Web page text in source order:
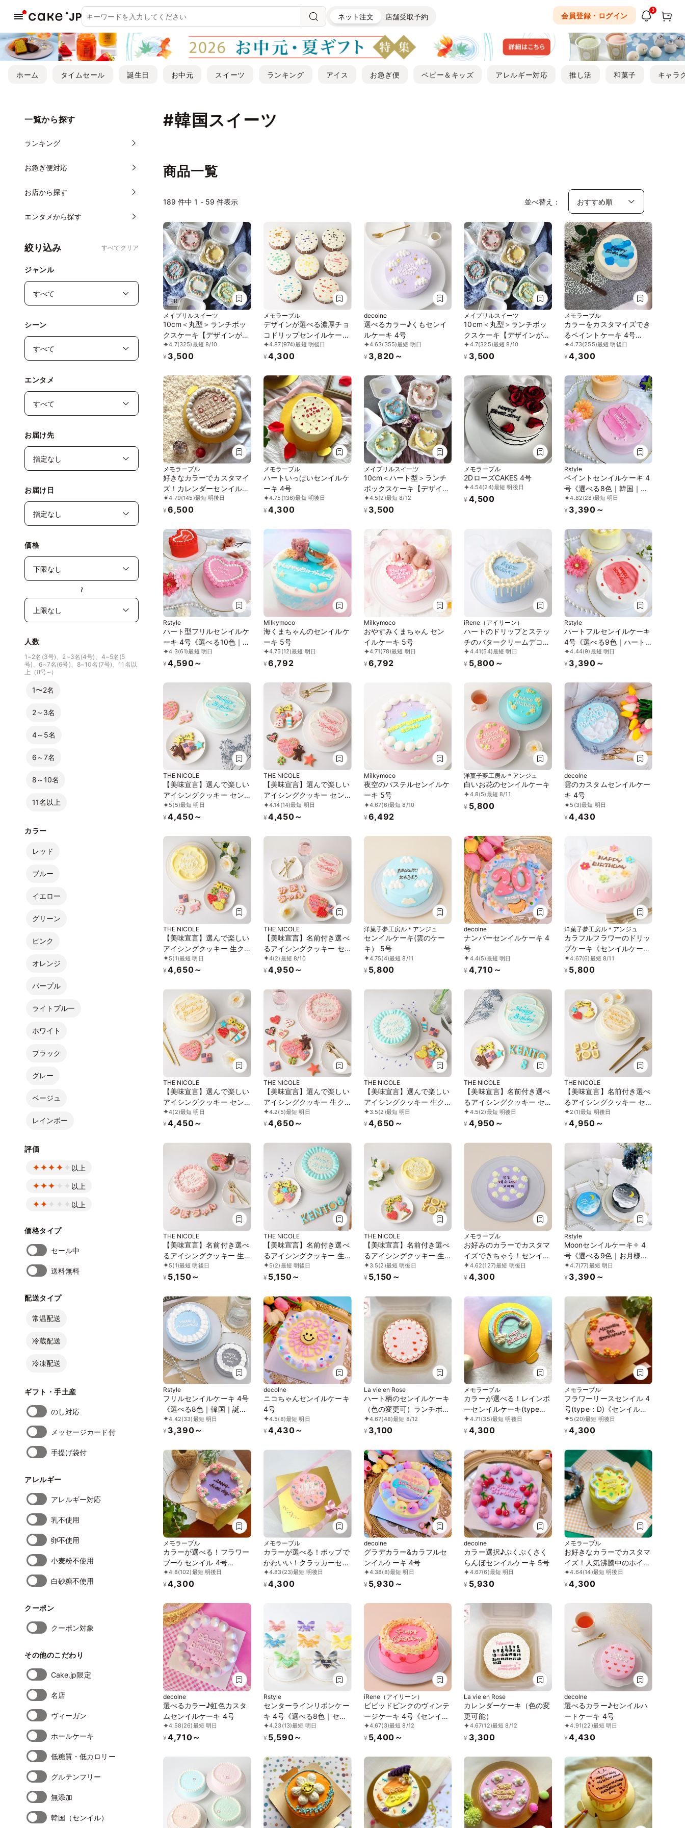
ネット注文 店舗受取予約 会員登録・ログイン
3
ホーム タイムセール 誕生日 お中元 スイーツ ランキング アイス お急ぎ便 ベビー＆キッズ アレルギー対応 推し活 和菓子 キャラ
#韓国スイーツ
一覧から探す
ランキング
お急ぎ便対応
お店から探す
エンタメから探す
絞り込み すべてクリア
ジャンル
シーン
エンタメ
お届け先
お届け日
価格
〜
人数
1~2名(3号)、2~3名(4号)、4~5名(5
号)、6~7名(6号)、8~10名(7号)、11名以
上（8号~）
1〜2名
2～3名
4～5名
6～7名
8～10名
11名以上
カラー
レッド
ブルー
イエロー
グリーン
ピンク
オレンジ
パープル
ライトブルー
ホワイト
ブラック
グレー
ベージュ
レインボー
評価
以上
以上
以上
価格タイプ
セール中
送料無料
配送タイプ
常温配送
冷蔵配送
冷凍配送
ギフト・手土産
のし対応
メッセージカード付
手提げ袋付
アレルギー
アレルギー対応
乳不使用
卵不使用
小麦粉不使用
白砂糖不使用
クーポン
クーポン対象
その他のこだわり
Cake.jp限定
名店
ヴィーガン
ホールケーキ
低糖質・低カロリー
グルテンフリー
無添加
韓国（センイル）
商品一覧
189 件中 1 - 59 件表示 並べ替え：
PR
メイプリルスイーツ
10cm＜丸型＞ランチボッ
クスケーキ【デザインが選
べる/センイルケーキ】
4.7(325)最短 8/10
¥ 3,500
メモラーブル
デザインが選べる濃厚チョ
コドリップセンイルケーキ
（ハート）4号
4.87(974)最短 明後日
¥ 4,300
decolne
選べるカラー♪くもセンイ
ルケーキ 4号
4.63(355)最短 明日
¥ 3,820～
メイプリルスイーツ
10cm＜丸型＞ランチボッ
クスケーキ【デザインが選
べる/センイルケーキ】
4.7(325)最短 8/10
¥ 3,500
メモラーブル
カラーをカスタマイズでき
るペイントケーキ 4号
12cm センイルケーキ
4.73(255)最短 明後日
¥ 4,300
メモラーブル
好きなカラーでカスタマイ
ズ！カレンダーセンイルケ
ーキ(type：B) 5号
4.79(145)最短 明後日
¥ 6,500
メモラーブル
ハートいっぱいセンイルケ
ーキ 4号
4.75 (136)最短 明後日
¥ 4,300
メイプリルスイーツ
10cm＜ハート型＞ランチ
ボックスケーキ【デザイン
が選べる/センイルケー
キ】
4.5(2)最短 8/12
¥ 3,500
メモラーブル
2DローズCAKES 4号
4.54(24)最短 明後日
¥ 4,500
Rstyle
ペイントセンイルケーキ 4
号《選べる8色｜韓国｜誕
生日｜お好きなメッセージ
で✧》
4.82(28)最短 明日
¥ 3,390～
Rstyle
ハート型フリルセンイルケ
ーキ 4号《選べる10色｜ハ
ート型｜センイルケーキ｜
韓国｜お好きなメッセージ
4.3(61)最短 明日
¥ 4,590～
Milkymoco
海くまちゃんのセンイルケ
ーキ 5号
4.75 (12)最短 明日
¥ 6,792
Milkymoco
おやすみくまちゃん セン
イルケーキ 5号
4.71(78)最短 明日
¥ 6,792
iRene（アイリーン）
ハートのドリップとステッ
チのバタークリームデコレ
ーション 4号《センイルケ
ーキ》
4.41(54)最短 明日
¥ 5,800～
Rstyle
ハートフルセンイルケーキ
4号《選べる9色｜ハート
｜バースデーケーキ｜韓国
｜お好きなメッセージ✧》
4.44(9)最短 明日
¥ 3,390～
THE NICOLE
【美味宣言】選んで楽しい
アイシングクッキー セン
イルケーキ 青 4号
5(5)最短 明日
¥ 4,450～
THE NICOLE
【美味宣言】選んで楽しい
アイシングクッキー セン
イルケーキ 赤 4号
4.14(14)最短 明日
¥ 4,450～
Milkymoco
夜空のパステルセンイルケ
ーキ 5号
4.67(6)最短 8/10
¥ 6,492
洋菓子夢工房ル＊アンジュ
白いお花のセンイルケーキ
4.8(5)最短 8/11
¥ 5,800
decolne
雲のカスタムセンイルケー
キ 4号
5 (3)最短 明日
¥ 4,430
THE NICOLE
【美味宣言】選んで楽しい
アイシングクッキー 生ク
リーム絞り飾り センイル
ケーキ（黄） クリームカ
号
5(1)最短 明日
¥ 4,650～
THE NICOLE
【美味宣言】名前付き選べ
るアイシングクッキー セ
ンイルケーキ 赤 4号
4(2)最短 8/10
¥ 4,950～
洋菓子夢工房ル＊アンジュ
センイルケーキ(雲のケー
キ） 5号
4.75(4)最短 8/11
¥ 5,800
decolne
ナンバーセンイルケーキ 4
号
4.4(5)最短 明日
¥ 4,710～
洋菓子夢工房ル＊アンジュ
カラフルフラワーのドリッ
プケーキ《センイルケー
キ》
4.67(6)最短 8/11
¥ 5,800
THE NICOLE
【美味宣言】選んで楽しい
アイシングクッキー セン
イルケーキ 黄 4号
4(2)最短 明日
¥ 4,450～
THE NICOLE
【美味宣言】選んで楽しい
アイシングクッキー 生ク
リーム絞り飾り センイル
ケーキ（赤） クリームカ
号
4.2(5)最短 明日
¥ 4,650～
THE NICOLE
【美味宣言】選んで楽しい
アイシングクッキー 生ク
リーム絞り飾り センイル
ケーキ（青） クリームカ
号
3.5(2)最短 明日
¥ 4,650～
THE NICOLE
【美味宣言】名前付き選べ
るアイシングクッキー セ
ンイルケーキ 青 4号
4.5(2)最短 明後日
¥ 4,950～
THE NICOLE
【美味宣言】名前付き選べ
るアイシングクッキー セ
ンイルケーキ 黄 4号
2 (1)最短 明後日
¥ 4,950～
THE NICOLE
【美味宣言】名前付き選べ
るアイシングクッキー 生
クリーム絞り飾り センイ
ルケーキ（赤） クリーム
4号
5(1)最短 明後日
¥ 5,150～
THE NICOLE
【美味宣言】名前付き選べ
るアイシングクッキー 生
クリーム絞り飾り センイ
ルケーキ（青） クリーム
4号
5(2)最短 明後日
¥ 5,150～
THE NICOLE
【美味宣言】名前付き選べ
るアイシングクッキー 生
クリーム絞り飾り センイ
ルケーキ（黄） クリーム
4号
3.5(2)最短 明後日
¥ 5,150～
メモラーブル
お好みのカラーでカスタマ
イズできちゃう！センイル
ケーキ 4号 12cm
4.62(127)最短 明後日
¥ 4,300
Rstyle
Moonセンイルケーキ✧ 4
号《選べる9色｜お月様｜
センイルケーキ｜韓国｜お
好きな色とメッセージ♪》
4.7(77)最短 明日
¥ 3,390～
Rstyle
フリルセンイルケーキ 4号
《選べる8色｜韓国｜誕生
日｜お好きな色とメッセー
ジ♪》
4.42(33)最短 明日
¥ 3,390～
decolne
ニコちゃんセンイルケーキ
4号
4.5(8)最短 明日
¥ 4,430～
La vie en Rose
ハート柄のセンイルケーキ
（色の変更可）ランチボッ
クス入り
4.67(48)最短 8/12
¥ 3,100
メモラーブル
カラーが選べる！レインボ
ーセンイルケーキ(type：
A) 4号
4.71(35)最短 明後日
¥ 4,300
メモラーブル
フラワーリースセンイル 4
号(type：D)《センイルケ
ーキ》
5 (20)最短 明後日
¥ 4,300
メモラーブル
カラーが選べる！フラワー
ブーケセンイル 4号
(type：E)《センイルケー
キ》
4.8(102)最短 明後日
¥ 4,300
メモラーブル
カラーが選べる！ポップで
かわいい！クラッカーセン
イルケーキ 4号
4.83 (23)最短 明後日
¥ 4,300
decolne
グラデカラー&カラフルセ
ンイルケーキ 4号
4.38(8)最短 明日
¥ 5,930～
decolne
カラー選択♪ぷくぷくさく
らんぼセンイルケーキ 5号
4.67(6)最短 明日
¥ 5,930
メモラーブル
お好きなカラーでカスタマ
イズ！人気沸騰中のホイッ
プセンイル 4号《センイル
ケーキ》
4.64(14)最短 明後日
¥ 4,300
decolne
選べるカラー♪虹色カスタ
ムセンイルケーキ 4号
4.58(26)最短 明日
¥ 4,710～
Rstyle
センターラインリボンケー
キ 4号《選べる8色｜セン
イルケーキ｜韓国｜お好き
なメッセージで✧》
4.23 (13)最短 明日
¥ 5,590～
iRene（アイリーン）
ビビッドピンクのヴィンテ
ージケーキ 4号《センイル
ケーキ》
4.67(3)最短 8/12
¥ 5,400～
La vie en Rose
カレンダーケーキ（色の変
更可能）
4.67(12)最短 8/12
¥ 3,300
decolne
選べるカラー♪センイルハ
ートケーキ 4号
4.91(22)最短 明日
¥ 4,430